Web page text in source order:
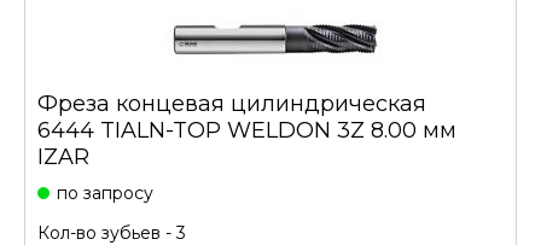
Фреза концевая цилиндрическая
6444 TIALN-TOP WELDON 3Z 8.00 мм
IZAR
по запросу
Кол-во зубьев - 3